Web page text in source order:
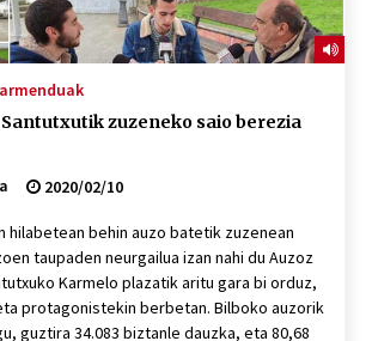
2026/07/07
LIBURUEN ERREPUBLIKA TXIKIA: Hiragana akats
2026/07/07
Auritz Iñurrietaren margoak ikusgai
2026/07/03
Paul McCartney eta Ringo Starr-en
lan berriak
Santutxutik zuzeneko saio berezia
2020/02/10
hilabetean behin auzo batetik zuzenean
taupaden neurgailua izan nahi du Auzoz
Karmelo plazatik aritu gara bi orduz,
protagonistekin berbetan. Bilboko auzorik
guztira 34.083 biztanle dauzka, eta 80,68